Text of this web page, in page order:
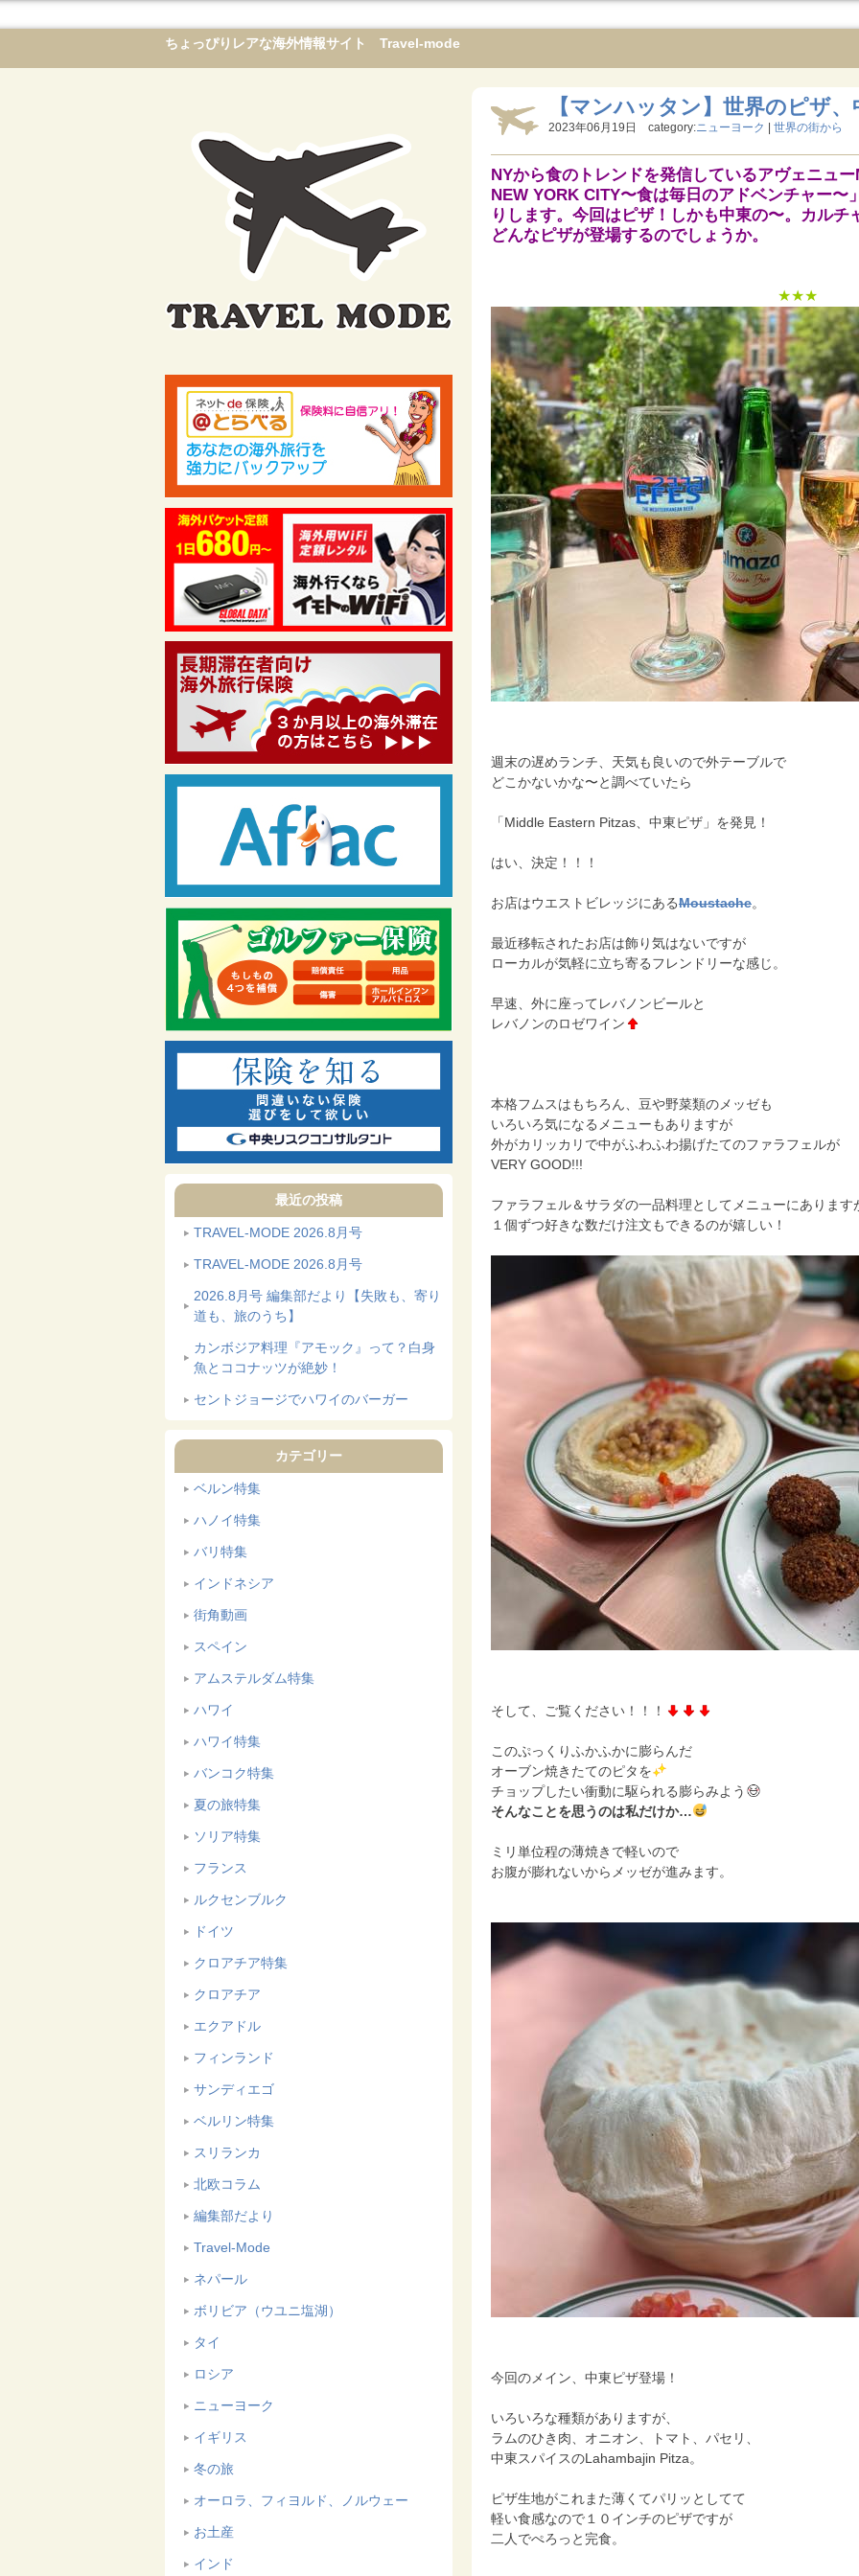
ちょっぴりレアな海外情報サイト Travel-mode
最近の投稿
TRAVEL-MODE 2026.8月号
TRAVEL-MODE 2026.8月号
2026.8月号 編集部だより【失敗も、寄り
道も、旅のうち】
カンボジア料理『アモック』って？白身
魚とココナッツが絶妙！
セントジョージでハワイのバーガー
カテゴリー
ベルン特集
ハノイ特集
バリ特集
インドネシア
街角動画
スペイン
アムステルダム特集
ハワイ
ハワイ特集
バンコク特集
夏の旅特集
ソリア特集
フランス
ルクセンブルク
ドイツ
クロアチア特集
クロアチア
エクアドル
フィンランド
サンディエゴ
ベルリン特集
スリランカ
北欧コラム
編集部だより
Travel-Mode
ネパール
ボリビア（ウユニ塩湖）
タイ
ロシア
ニューヨーク
イギリス
冬の旅
オーロラ、フィヨルド、ノルウェー
お土産
インド
【マンハッタン】世界のピザ
2023年06月19日 category:ニューヨーク 世界の街から
NYから食のトレンドを発信しているアヴェニュ
NEW YORK CITY〜食は毎日のアドベンチャー〜
りします。今回はピザ！ しかも中東の〜。カルチ
どんなピザが登場するのでしょうか。
★★★
週末の遅めランチ、天気も良いので外テーブルで
どこかないかな〜と調べていたら
「Middle Eastern Pitzas、中東ピザ」を発見！
はい、決定！！！
お店はウエストビレッジにあるMoustache。
最近移転されたお店は飾り気はないですが
ローカルが気軽に立ち寄るフレンドリーな感じ。
早速、外に座ってレバノンビールと
レバノンのロゼワイン
本格フムスはもちろん、豆や野菜類のメッゼも
いろいろ気になるメニューもありますが
外がカリッカリで中がふわふわ揚げたてのファラフェルが
VERY GOOD!!!
ファラフェル＆サラダの一品料理としてメニューにあります
１個ずつ好きな数だけ注文もできるのが嬉しい！
そして、ご覧ください！！！
このぷっくりふかふかに膨らんだ
オーブン焼きたてのピタを
チョップしたい衝動に駆られる膨らみよう
そんなことを思うのは私だけか…
ミリ単位程の薄焼きで軽いので
お腹が膨れないからメッゼが進みます。
今回のメイン、中東ピザ登場！
いろいろな種類がありますが、
ラムのひき肉、オニオン、トマト、パセリ、
中東スパイスのLahambajin Pitza。
ピザ生地がこれまた薄くてパリッとしてて
軽い食感なので１０インチのピザですが
二人でぺろっと完食。